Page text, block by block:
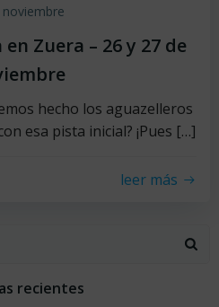
noviembre
Zuera – 26 y 27 de
hecho los aguazelleros
esa pista inicial? ¡Pues […]
leer más
recientes